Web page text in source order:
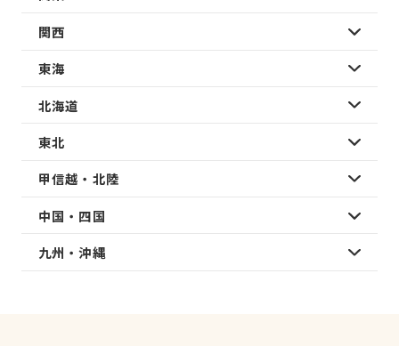
関西
東海
北海道
東北
甲信越・北陸
中国・四国
九州・沖縄